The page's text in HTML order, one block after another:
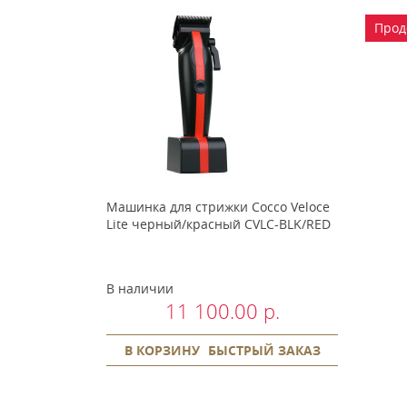
Машинка для стрижки Cocco Veloce
Lite черный/красный CVLC-BLK/RED
В наличии
11 100.00 р.
В КОРЗИНУ БЫСТРЫЙ ЗАКАЗ